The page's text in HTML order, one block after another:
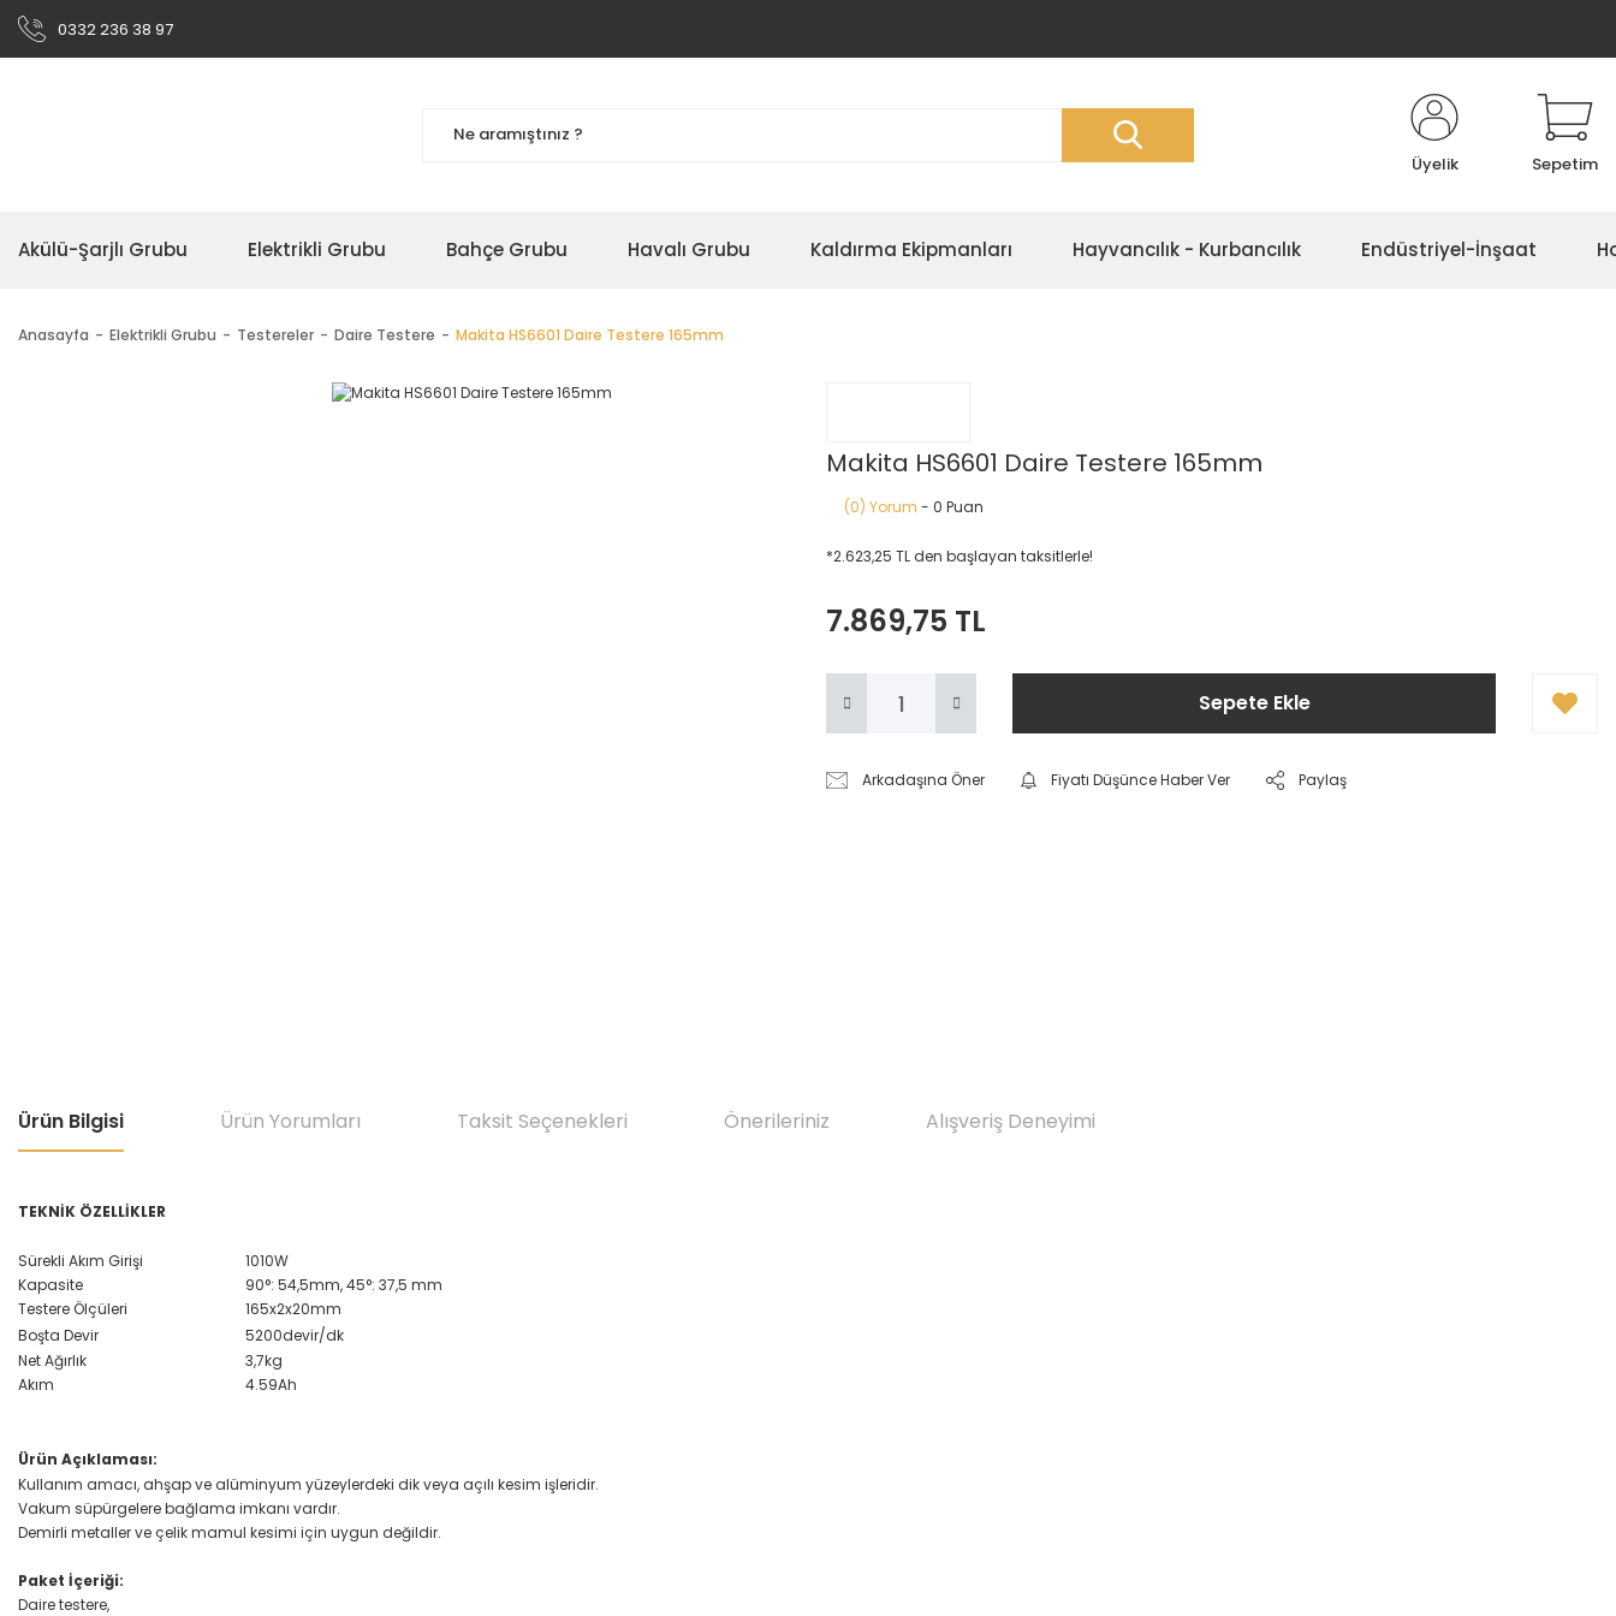
0332 236 38 97
Üyelik Sepetim
Akülü-Şarjlı Grubu Elektrikli Grubu Bahçe Grubu Havalı Grubu Kaldırma Ekipmanları Hayvancılık - Kurbancılık Endüstriyel-İnşaat
Anasayfa Elektrikli Grubu Testereler Daire Testere Makita HS6601 Daire Testere 165mm
Makita HS6601 Daire Testere 165mm
(0) Yorum - 0 Puan
*2.623,25 TL den başlayan taksitlerle!
7.869,75 TL
Sepete Ekle
Arkadaşına Öner Fiyatı Düşünce Haber Ver Paylaş
Ürün Bilgisi Ürün Yorumları Taksit Seçenekleri Önerileriniz Alışveriş Deneyimi
TEKNİK ÖZELLİKLER
Sürekli Akım Girişi
1010W
Kapasite
90°: 54,5mm, 45°: 37,5 mm
Testere Ölçüleri
165x2x20mm
Boşta Devir
5200devir/dk
Net Ağırlık
3,7kg
Akım
4.59Ah
Ürün Açıklaması:
Kullanım amacı, ahşap ve alüminyum yüzeylerdeki dik veya açılı kesim işleridir.
Vakum süpürgelere bağlama imkanı vardır.
Demirli metaller ve çelik mamul kesimi için uygun değildir.
Paket İçeriği:
Daire testere,